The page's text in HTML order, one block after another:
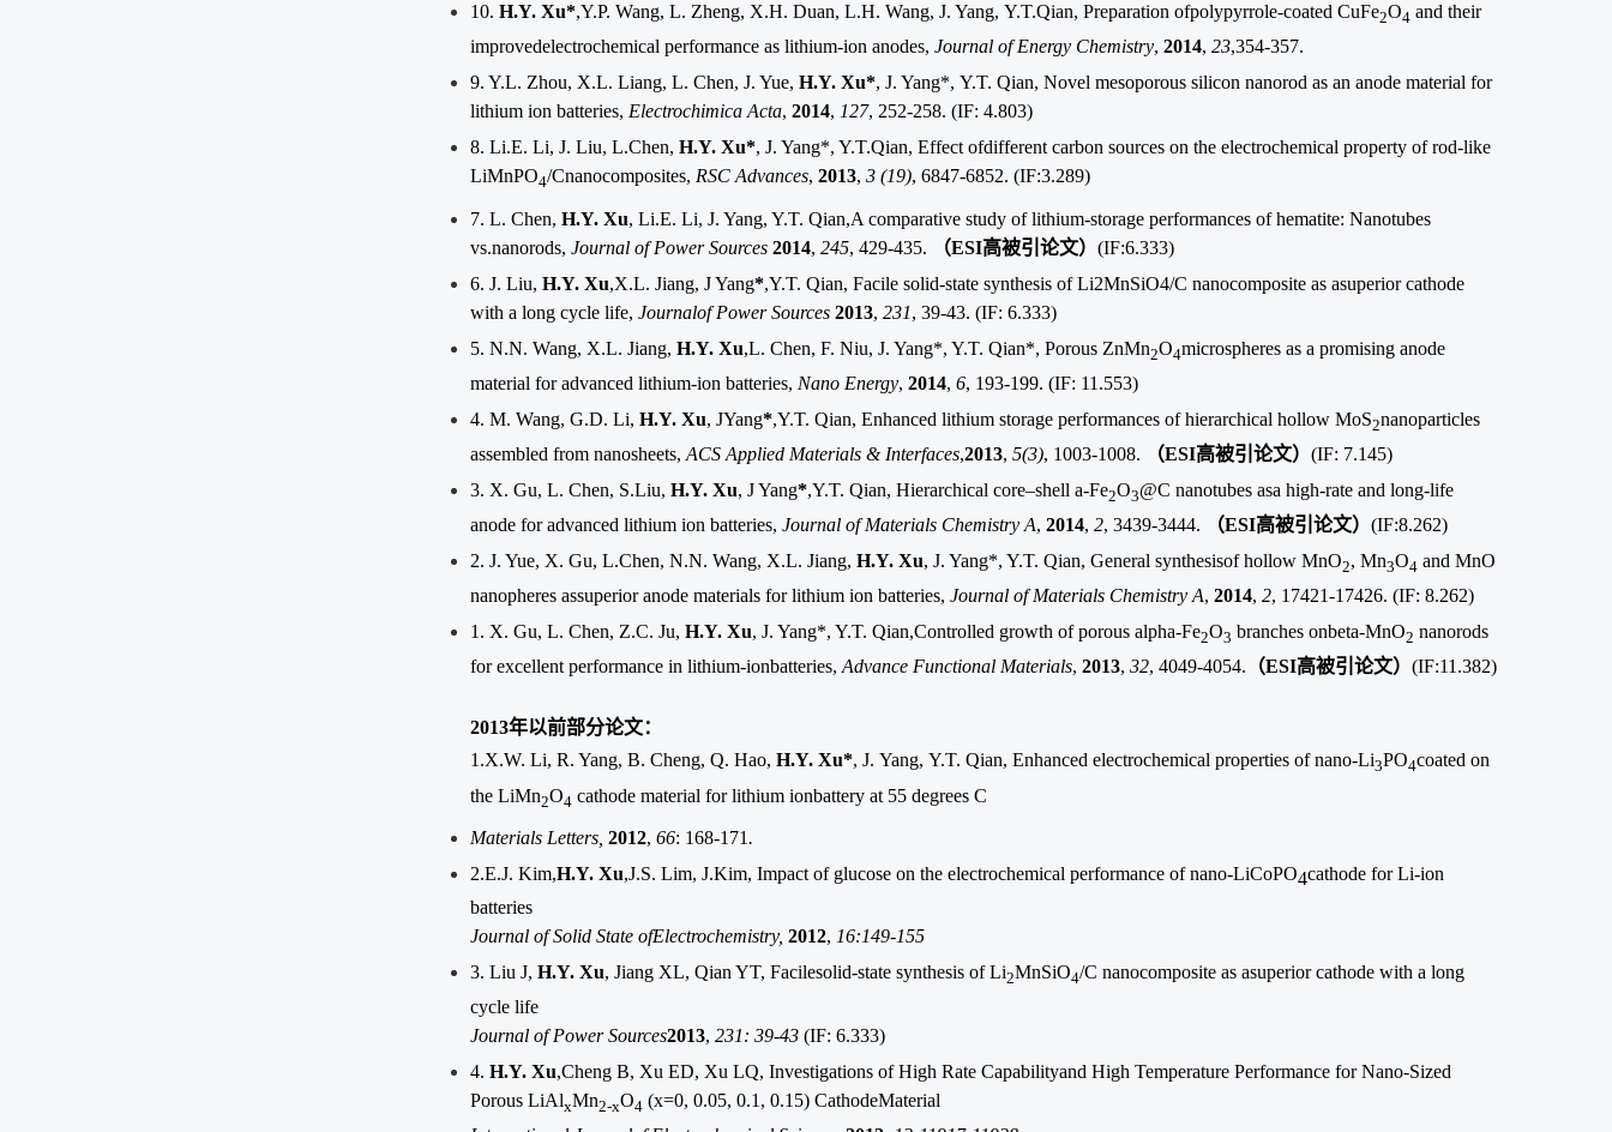
10. H.Y. Xu*,Y.P. Wang, L. Zheng, X.H. Duan, L.H. Wang, J. Yang, Y.T.Qian, Preparation ofpolypyrrole-coated CuFe2O4 and their
improvedelectrochemical performance as lithium-ion anodes, Journal of Energy Chemistry, 2014, 23,354-357.
9. Y.L. Zhou, X.L. Liang, L. Chen, J. Yue, H.Y. Xu*, J. Yang*, Y.T. Qian, Novel mesoporous silicon nanorod as an anode material for
lithium ion batteries, Electrochimica Acta, 2014, 127, 252-258. (IF: 4.803)
8. Li.E. Li, J. Liu, L.Chen, H.Y. Xu*, J. Yang*, Y.T.Qian, Effect ofdifferent carbon sources on the electrochemical property of rod-like
LiMnPO4/Cnanocomposites, RSC Advances, 2013, 3 (19), 6847-6852. (IF:3.289)
7. L. Chen, H.Y. Xu, Li.E. Li, J. Yang, Y.T. Qian,A comparative study of lithium-storage performances of hematite: Nanotubes
vs.nanorods, Journal of Power Sources 2014, 245, 429-435. （ESI高被引论文） (IF:6.333)
6. J. Liu, H.Y. Xu,X.L. Jiang, J Yang*,Y.T. Qian, Facile solid-state synthesis of Li2MnSiO4/C nanocomposite as asuperior cathode
with a long cycle life, Journalof Power Sources 2013, 231, 39-43. (IF: 6.333)
5. N.N. Wang, X.L. Jiang, H.Y. Xu,L. Chen, F. Niu, J. Yang*, Y.T. Qian*, Porous ZnMn2O4microspheres as a promising anode
material for advanced lithium-ion batteries, Nano Energy, 2014, 6, 193-199. (IF: 11.553)
4. M. Wang, G.D. Li, H.Y. Xu, JYang*,Y.T. Qian, Enhanced lithium storage performances of hierarchical hollow MoS2nanoparticles
assembled from nanosheets, ACS Applied Materials & Interfaces,2013, 5(3), 1003-1008. （ESI高被引论文） (IF: 7.145)
3. X. Gu, L. Chen, S.Liu, H.Y. Xu, J Yang*,Y.T. Qian, Hierarchical core–shell a-Fe2O3@C nanotubes asa high-rate and long-life
anode for advanced lithium ion batteries, Journal of Materials Chemistry A, 2014, 2, 3439-3444. （ESI高被引论文） (IF:8.262)
2. J. Yue, X. Gu, L.Chen, N.N. Wang, X.L. Jiang, H.Y. Xu, J. Yang*, Y.T. Qian, General synthesisof hollow MnO2, Mn3O4 and MnO
nanopheres assuperior anode materials for lithium ion batteries, Journal of Materials Chemistry A, 2014, 2, 17421-17426. (IF: 8.262)
1. X. Gu, L. Chen, Z.C. Ju, H.Y. Xu, J. Yang*, Y.T. Qian,Controlled growth of porous alpha-Fe2O3 branches onbeta-MnO2 nanorods
for excellent performance in lithium-ionbatteries, Advance Functional Materials, 2013, 32, 4049-4054. （ESI高被引论文） (IF:11.382)
2013年以前部分论文：
1.X.W. Li, R. Yang, B. Cheng, Q. Hao, H.Y. Xu*, J. Yang, Y.T. Qian, Enhanced electrochemical properties of nano-Li3PO4coated on
the LiMn2O4 cathode material for lithium ionbattery at 55 degrees C
Materials Letters, 2012, 66: 168-171.
2.E.J. Kim,H.Y. Xu,J.S. Lim, J.Kim, Impact of glucose on the electrochemical performance of nano-LiCoPO4cathode for Li-ion
batteries
Journal of Solid State ofElectrochemistry, 2012, 16:149-155
3. Liu J, H.Y. Xu, Jiang XL, Qian YT, Facilesolid-state synthesis of Li2MnSiO4/C nanocomposite as asuperior cathode with a long
cycle life
Journal of Power Sources2013, 231: 39-43 (IF: 6.333)
4. H.Y. Xu,Cheng B, Xu ED, Xu LQ, Investigations of High Rate Capabilityand High Temperature Performance for Nano-Sized
Porous LiAlxMn2-xO4 (x=0, 0.05, 0.1, 0.15) CathodeMaterial